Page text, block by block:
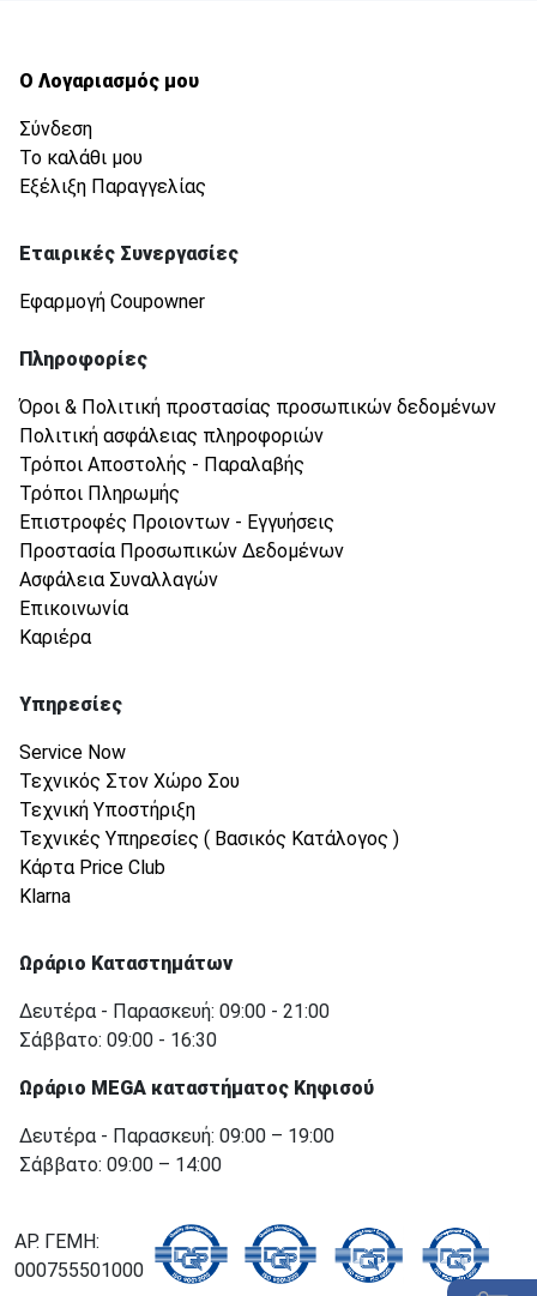
Ο Λογαριασμός μου
Σύνδεση
Το καλάθι μου
Εξέλιξη Παραγγελίας
Εταιρικές Συνεργασίες
Εφαρμογή Coupowner
Πληροφορίες
Όροι & Πολιτική προστασίας προσωπικών δεδομένων
Πολιτική ασφάλειας πληροφοριών
Τρόποι Αποστολής - Παραλαβής
Τρόποι Πληρωμής
Επιστροφές Προιοντων - Εγγυήσεις
Προστασία Προσωπικών Δεδομένων
Ασφάλεια Συναλλαγών
Επικοινωνία
Καριέρα
Υπηρεσίες
Service Now
Τεχνικός Στον Χώρο Σου
Τεχνική Υποστήριξη
Τεχνικές Υπηρεσίες ( Βασικός Κατάλογος )
Κάρτα Price Club
Klarna
Ωράριο Καταστημάτων
Δευτέρα - Παρασκευή: 09:00 - 21:00
Σάββατο: 09:00 - 16:30
Ωράριο MEGA καταστήματος Κηφισού
Δευτέρα - Παρασκευή: 09:00 – 19:00
Σάββατο: 09:00 – 14:00
ΑΡ. ΓΕΜΗ:
000755501000